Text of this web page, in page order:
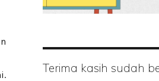
Terima kasih sudah